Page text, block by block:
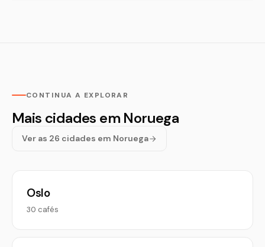
CONTINUA A EXPLORAR
Mais cidades em Noruega
Ver as 26 cidades em Noruega
Oslo
30 cafés